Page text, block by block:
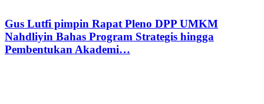
Gus Lutfi pimpin Rapat Pleno DPP UMKM
Nahdliyin Bahas Program Strategis hingga
Pembentukan Akademi…